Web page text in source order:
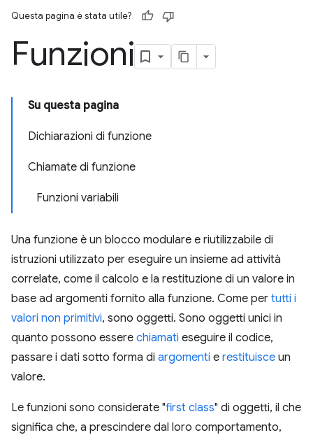
Questa pagina è stata utile?
Funzioni
Su questa pagina
Dichiarazioni di funzione
Chiamate di funzione
Funzioni variabili
Una funzione è un blocco modulare e riutilizzabile di
istruzioni utilizzato per eseguire un insieme ad attività
correlate, come il calcolo e la restituzione di un valore in
base ad argomenti fornito alla funzione. Come per tutti i
valori non primitivi, sono oggetti. Sono oggetti unici in
quanto possono essere chiamati eseguire il codice,
passare i dati sotto forma di argomenti e restituisce un
valore.
Le funzioni sono considerate "first class" di oggetti, il che
significa che, a prescindere dal loro comportamento,